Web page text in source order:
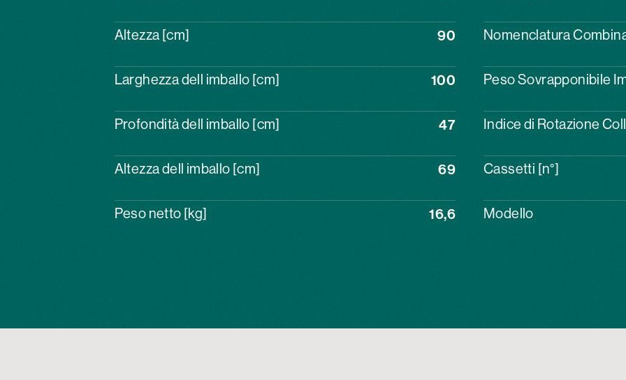
Altezza [cm] 90
Larghezza dell imballo [cm] 100
Profondità dell imballo [cm] 47
Altezza dell imballo [cm] 69
Peso netto [kg] 16,6
Nomenclatura
Peso Sovrapponibile
Indice di Rotazione
Cassetti [n°]
Modello